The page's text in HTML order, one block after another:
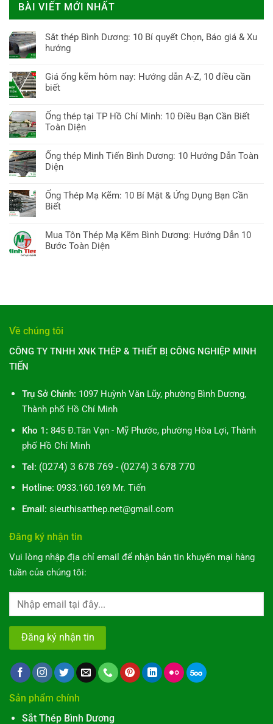
BÀI VIẾT MỚI NHẤT
Sắt thép Bình Dương: 10 Bí quyết Chọn, Báo giá & Xu
hướng
có
bình
Sắt
thép
Dương:
10
Bí
Chọn,
Báo
Xu
hướng
Giá ống kẽm hôm nay: Hướng dẫn A-Z, 10 điều cần
biết
có
bình
Giá
ống
hôm
nay:
Hướng
A-
Z,
Ống thép tại TP Hồ Chí Minh: 10 Điều Bạn Cần Biết
Toàn Diện
có
bình
luận
Ống
thép
TP
Hồ
Chí
Cần
Toàn
Diện
Ống thép Minh Tiến Bình Dương: 10 Hướng Dẫn Toàn
Diện
có
bình
Ống
thép
Toàn
Diện
Ống Thép Mạ Kẽm: 10 Bí Mật & Ứng Dụng Bạn Cần
Biết
có
bình
Kẽm:
Bí
&
Cần
Biết
Mua Tôn Thép Mạ Kẽm Bình Dương: Hướng Dẫn 10
Bước Toàn Diện
ở
Tôn
Thép
Mạ
Hướng
Dẫn
10
Bước
Toàn
Diện
Về chúng tôi
CÔNG TY TNHH XNK THÉP & THIẾT BỊ CÔNG NGHIỆP MINH
TIẾN
Trụ Sở Chính: 1097 Huỳnh Văn Lũy, phường Bình Dương,
Thành phố Hồ Chí Minh
Kho 1: 845 Đ.Tân Vạn - Mỹ Phước, phường Hòa Lợi, Thành
phố Hồ Chí Minh
Tel: (0274) 3 678 769 - (0274) 3 678 770
Hotline: 0933.160.169 Mr. Tiến
Email: sieuthisatthep.net@gmail.com
Đăng ký nhận tin
Vui lòng nhập địa chỉ email để nhận bản tin khuyến mại hàng
tuần của chúng tôi:
Sản phẩm chính
Sắt Thép Bình Dương